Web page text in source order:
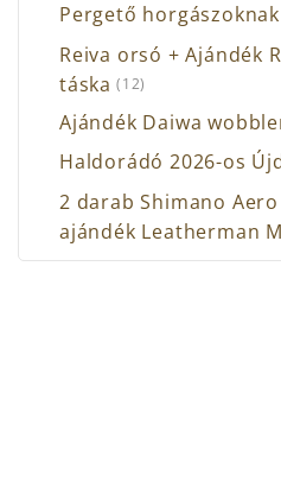
Pergető
Reiva orsó + Ajándék
táska (12)
Ajándék Daiwa
Haldorádó 2026-os
2 darab Shimano
ajándék Leatherman